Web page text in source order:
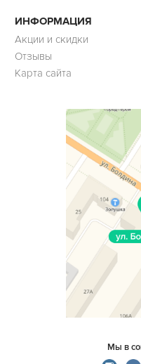
ИНФОРМАЦИЯ
Акции и скидки
Отзывы
Карта сайта
Мы в